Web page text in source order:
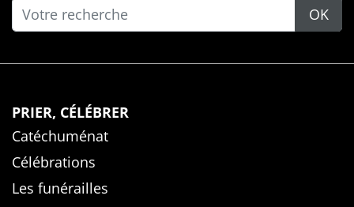
OK
PRIER, CÉLÉBRER
Catéchuménat
Célébrations
Les funérailles